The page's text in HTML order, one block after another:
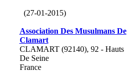
(27-01-2015)
Association Des Musulmans De
Clamart
CLAMART (92140), 92 - Hauts
De Seine
France